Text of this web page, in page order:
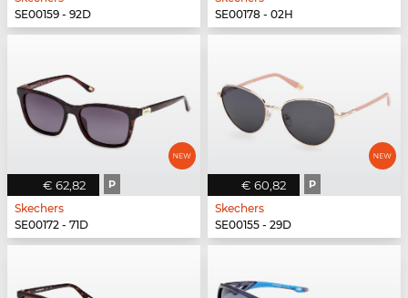
SE00159 - 92D
SE00178 - 02H
€ 62,82 P
Skechers
SE00172 - 71D
€ 60,82 P
Skechers
SE00155 - 29D